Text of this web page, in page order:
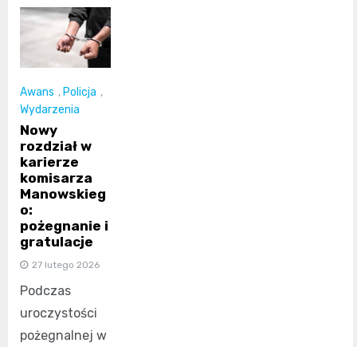
Awans ,Policja ,
Wydarzenia
Nowy
rozdział w
karierze
komisarza
Manowskieg
o:
pożegnanie i
gratulacje
27 lutego 2026
Podczas
uroczystości
pożegnalnej w